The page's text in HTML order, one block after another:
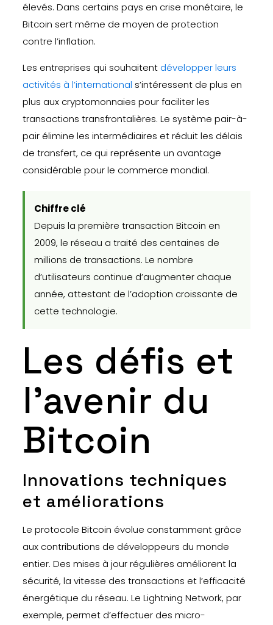
élevés. Dans certains pays en crise monétaire, le
Bitcoin sert même de moyen de protection
contre l’inflation.
Les entreprises qui souhaitent développer leurs
activités à l’international s’intéressent de plus en
plus aux cryptomonnaies pour faciliter les
transactions transfrontalières. Le système pair-à-
pair élimine les intermédiaires et réduit les délais
de transfert, ce qui représente un avantage
considérable pour le commerce mondial.
Chiffre clé
Depuis la première transaction Bitcoin en
2009, le réseau a traité des centaines de
millions de transactions. Le nombre
d’utilisateurs continue d’augmenter chaque
année, attestant de l’adoption croissante de
cette technologie.
Les défis et
l’avenir du
Bitcoin
Innovations techniques
et améliorations
Le protocole Bitcoin évolue constamment grâce
aux contributions de développeurs du monde
entier. Des mises à jour régulières améliorent la
sécurité, la vitesse des transactions et l’efficacité
énergétique du réseau. Le Lightning Network, par
exemple, permet d’effectuer des micro-